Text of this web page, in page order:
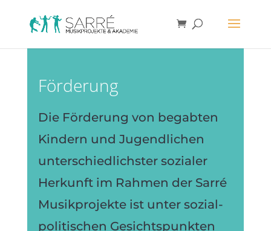
Förderung
Die Förderung von begabten
Kindern und Jugendlichen
unterschiedlichster sozialer
Herkunft im Rahmen der Sarré
Musikprojekte ist unter sozial-
politischen Gesichtspunkten